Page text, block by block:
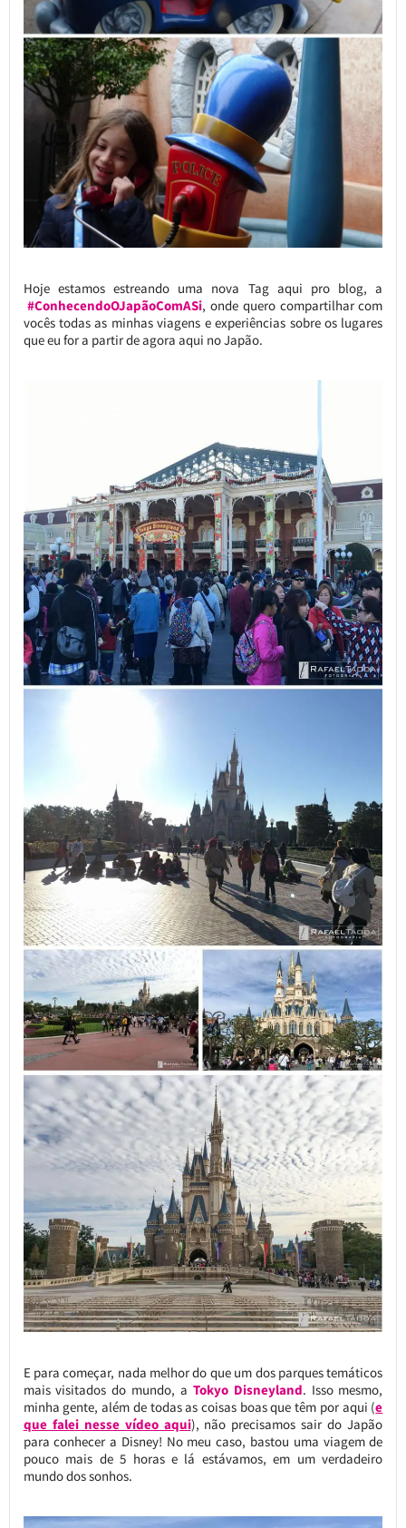
Hoje estamos estreando uma nova Tag aqui pro blog, a
#ConhecendoOJapãoComASi, onde quero compartilhar com
vocês todas as minhas viagens e experiências sobre os lugares
que eu for a partir de agora aqui no Japão.
E para começar, nada melhor do que um dos parques temáticos
mais visitados do mundo, a Tokyo Disneyland. Isso mesmo,
minha gente, além de todas as coisas boas que têm por aqui (e
que falei nesse vídeo aqui), não precisamos sair do Japão
para conhecer a Disney! No meu caso, bastou uma viagem de
pouco mais de 5 horas e lá estávamos, em um verdadeiro
mundo dos sonhos.